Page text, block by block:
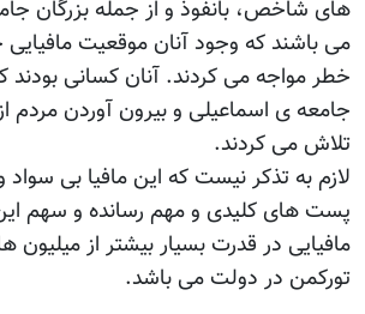
های شاخص، بانفوذ و از جمله بزرگان
می باشند که وجود آنان موقعیت مافیایی
خطر مواجه می کردند. آنان کسانی بودند
جامعه ی اسماعیلی و بیرون آوردن مردم
تلاش می کردند.
لازم به تذکر نیست که این مافیا بی سواد
پست های کلیدی و مهم رسانده و سهم
مافیایی در قدرت بسیار بیشتر از میلیون
تورکمن در دولت می باشد.